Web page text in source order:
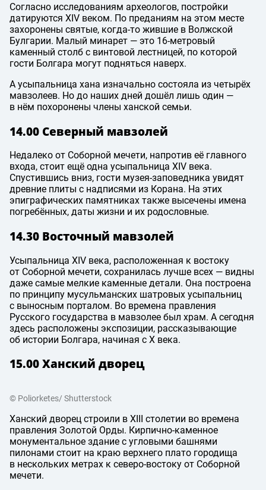
Согласно исследованиям археологов, постройки
датируются XIV веком. По преданиям на этом месте
захоронены святые, когда-то жившие в Волжской
Булгарии. Малый минарет — это 16-метровый
каменный столб с винтовой лестницей, по которой
гости Болгара могут подняться наверх.
А усыпальница хана изначально состояла из четырёх
мавзолеев. Но до наших дней дошёл лишь один —
в нём похоронены члены ханской семьи.
14.00 Северный мавзолей
Недалеко от Соборной мечети, напротив её главного
входа, стоит ещё одна усыпальница XIV века.
Спустившись вниз, гости музея-заповедника увидят
древние плиты с надписями из Корана. На этих
эпиграфических памятниках также высечены имена
погребённых, даты жизни и их родословные.
14.30 Восточный мавзолей
Усыпальница XIV века, расположенная к востоку
от Соборной мечети, сохранилась лучше всех — видны
даже самые мелкие каменные детали. Она построена
по принципу мусульманских шатровых усыпальниц
с выносным порталом. Во времена правления
Русского государства в мавзолее был храм. А сегодня
здесь расположены экспозиции, рассказывающие
об истории Болгара, начиная с X века.
15.00 Ханский дворец
© Poliorketes/ Shutterstock
Ханский дворец строили в XIII столетии во времена
правления Золотой Орды. Кирпично-каменное
монументальное здание с угловыми башнями
пилонами стоит на краю верхнего плато городища
в нескольких метрах к северо-востоку от Соборной
ме­чети.